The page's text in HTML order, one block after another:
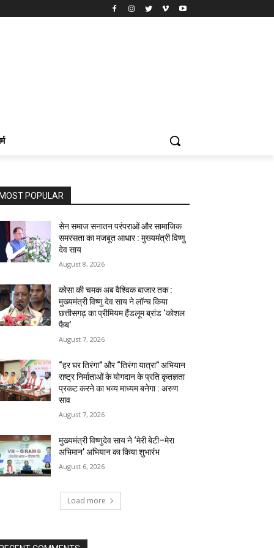
POPULAR
सेन समाज सनातन परंपराओं और सामाजिक
समरसता का मजबूत आधार : मुख्यमंत्री विष्णु
देव साय
August 8, 2026
कोसा की चमक अब वैश्विक बाजार तक :
मुख्यमंत्री विष्णु देव साय ने लॉन्च किया
छत्तीसगढ़ का प्रीमियम हैंडलूम ब्रांड ‘कोशल
फैब’
August 7, 2026
“हर घर तिरंगा” और “तिरंगा यात्रा” अभियान
राष्ट्र निर्माताओं के योगदान के प्रति कृतज्ञता
प्रकट करने का भव्य माध्यम बनेगा : अरुण
साव
August 7, 2026
मुख्यमंत्री विष्णुदेव साय ने ‘मेरी बेटी–मेरा
अभिमान’ अभियान का किया शुभारंभ
August 6, 2026
Load more